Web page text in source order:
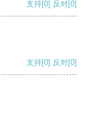
支持[0] 反对[0]
支持[0] 反对[0]